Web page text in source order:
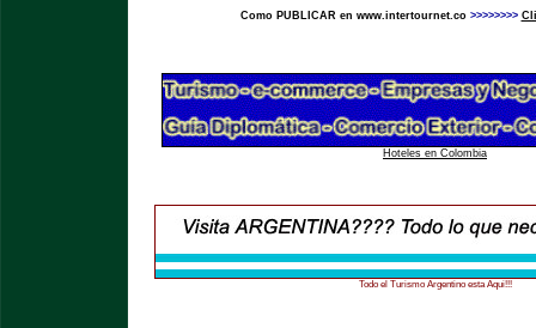
Como PUBLICAR en www.intertournet.co >>>>>>>>
Hoteles en Colombia
Todo el Turismo Argentino esta Aqui!!!